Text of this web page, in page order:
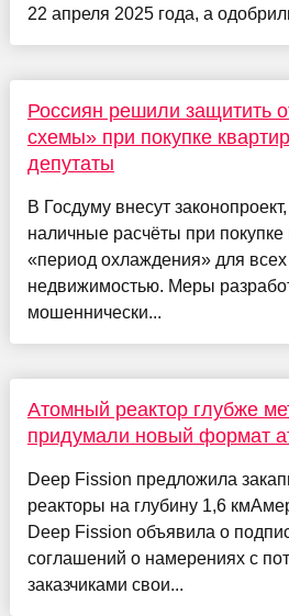
22 апреля 2025 года, а
Россиян решили защитить
схемы» при покупке
депутаты
В Госдуму внесут
наличные расчёты при покупке
«период охлаждения» для всех
недвижимостью. Меры
мошеннически...
Атомный реактор глубже
придумали новый формат
Deep Fission предложила
реакторы на глубину 1,6
Deep Fission объявила о
соглашений о намерениях с
заказчиками свои...